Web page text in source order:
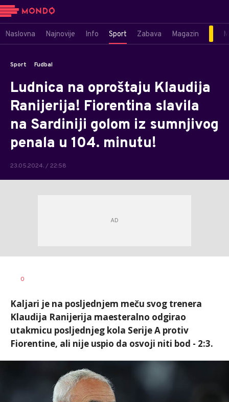
Naslovna Najnovije Info Sport Zabava Magazin
Sport Fudbal
Ludnica na oproštaju Klaudija
Ranijerija! Fiorentina slavila
na Sardiniji golom iz sumnjivog
penala u 104. minutu!
23.05.2024. / 22:58
AUTOR
0
Kaljari je na posljednjem meču svog trenera
Klaudija Ranijerija maesteralno odgirao
utakmicu posljednjeg kola Serije A protiv
Fiorentine, ali nije uspio da osvoji niti bod - 2:3.